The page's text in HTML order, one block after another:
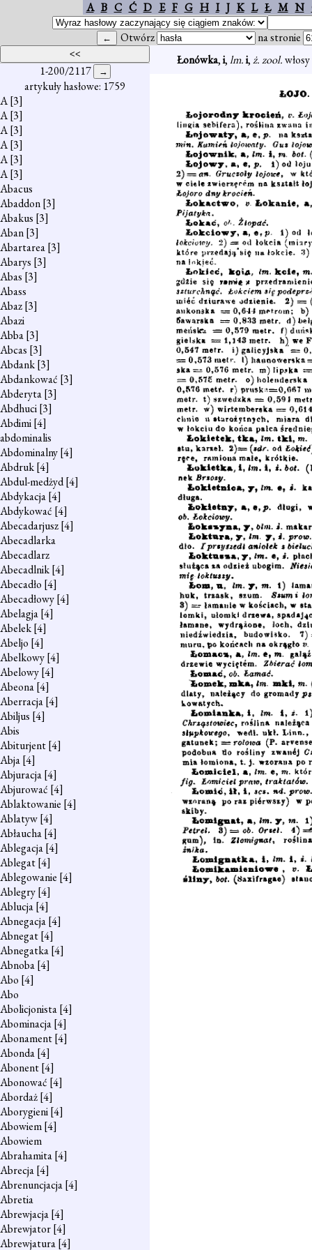
A B C Ć D E F G H I J K L Ł M N
Otwórz na stronie
1-200/2117
artykuły hasłowe: 1759
A[3]
A[3]
A[3]
A[3]
A[3]
A[3]
Abacus
Abaddon[3]
Abakus [3]
Aban[3]
Abartarea[3]
Abarys [3]
Abas [3]
Abass
Abaz[3]
Abazi
Abba[3]
Abcas [3]
Abdank[3]
Abdankować [3]
Abderyta[3]
Abdhuci[3]
Abdimi[4]
abdominalis
Abdominalny[4]
Abdruk[4]
Abdul-medżyd[4]
Abdykacja[4]
Abdykować [4]
Abecadarjusz[4]
Abecadlarka
Abecadlarz
Abecadlnik[4]
Abecadło [4]
Abecadłowy[4]
Abelagja[4]
Abelek[4]
Abeljo [4]
Abelkowy[4]
Abelowy[4]
Abeona[4]
Aberracja[4]
Abiljus [4]
Abis
Abiturjent[4]
Abja[4]
Abjuracja[4]
Abjurować [4]
Ablaktowanie [4]
Ablatyw[4]
Abłaucha[4]
Ablegacja[4]
Ablegat[4]
Ablegowanie [4]
Ablegry[4]
Ablucja[4]
Abnegacja[4]
Abnegat[4]
Abnegatka[4]
Abnoba[4]
Abo [4]
Abo
Abolicjonista[4]
Abominacja[4]
Abonament[4]
Abonda[4]
Abonent[4]
Abonować [4]
Abordaż[4]
Aborygieni[4]
Abowiem[4]
Abowiem
Abrahamita[4]
Abrecja[4]
Abrenuncjacja[4]
Abretia
Abrewjacja[4]
Abrewjator[4]
Abrewjatura[4]
Łonówka,i,lm.i,ż. zool.